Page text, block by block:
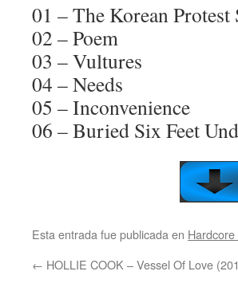
01 – The Korean Protest
02 – Poem
03 – Vultures
04 – Needs
05 – Inconvenience
06 – Buried Six Feet
Esta entrada fue publicada en
← HOLLIE COOK – Vessel Of Love